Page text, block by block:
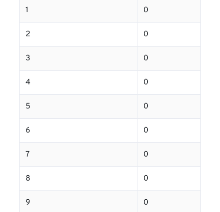
1 0
2 0
3 0
4 0
5 0
6 0
7 0
8 0
9 0